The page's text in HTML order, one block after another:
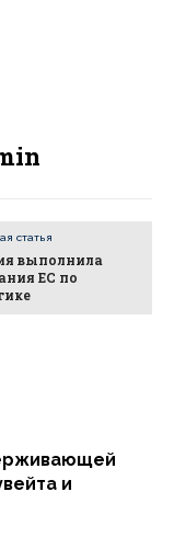
и
статья
выполнила
ЕС по